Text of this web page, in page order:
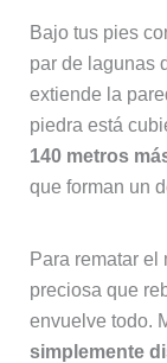
Bajo tus pies
par de lagunas
extiende la
piedra está
140 metros
que forman un
Para rematar
preciosa que
envuelve todo.
simplemente